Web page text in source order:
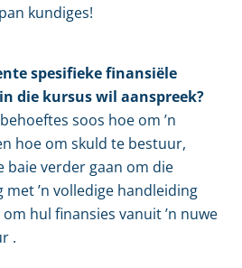
kundiges!
spesifieke finansiële
die kursus wil aanspreek?
soos hoe om ’n
hoe om skuld te bestuur,
baie verder gaan om die
’n volledige handleiding
hul finansies vanuit ’n nuwe
.